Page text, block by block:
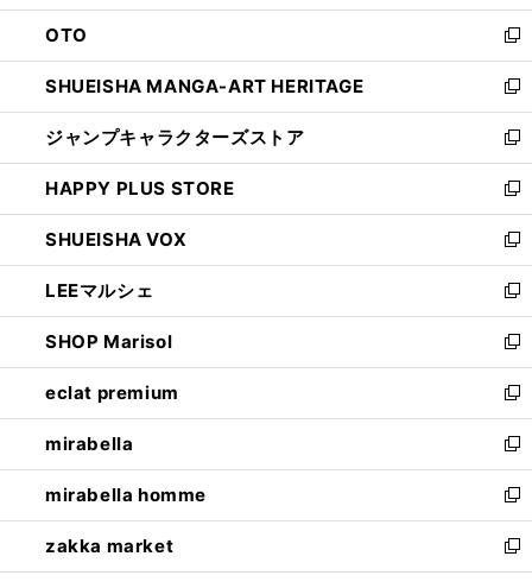
ウ
で
開
く
ン
ド
ウ
で
開
く
OTO
新
し
い
ウ
ィ
ン
ド
ウ
で
開
く
SHUEISHA MANGA-ART HERITAGE
新
し
い
ウ
ィ
ン
ド
ウ
で
開
く
ジャンプキャラクターズストア
新
し
い
ウ
ィ
ン
ド
ウ
で
開
く
HAPPY PLUS STORE
新
し
い
ウ
ィ
ン
ド
ウ
で
開
く
SHUEISHA VOX
新
し
い
ウ
ィ
ン
ド
ウ
で
開
く
LEEマルシェ
新
し
い
ウ
ィ
ン
ド
ウ
で
開
く
SHOP Marisol
新
し
い
ウ
ィ
ン
ド
ウ
で
開
eclat premium
新
し
い
ウ
ィ
ン
ド
ウ
mirabella
新
し
い
ウ
ィ
ン
mirabella homme
新
し
い
ウ
zakka market
新
し